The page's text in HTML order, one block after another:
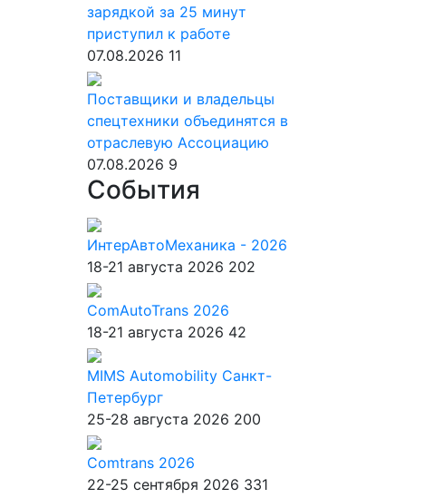
зарядкой за 25 минут
приступил к работе
07.08.2026 11
Поставщики и владельцы
спецтехники объединятся в
отраслевую Ассоциацию
07.08.2026 9
События
ИнтерАвтоМеханика - 2026
18-21 августа 2026 202
ComAutoTrans 2026
18-21 августа 2026 42
MIMS Automobility Санкт-
Петербург
25-28 августа 2026 200
Comtrans 2026
22-25 сентября 2026 331